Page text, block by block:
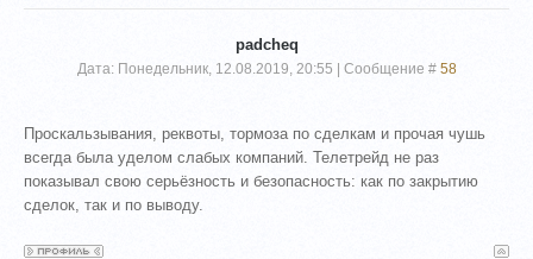
padcheq
Дата: Понедельник, 12.08.2019, 20:55 | Сообщение # 58
Проскальзывания, реквоты, тормоза по сделкам и прочая чушь
всегда была уделом слабых компаний. Телетрейд не раз
показывал свою серьёзность и безопасность: как по закрытию
сделок, так и по выводу.